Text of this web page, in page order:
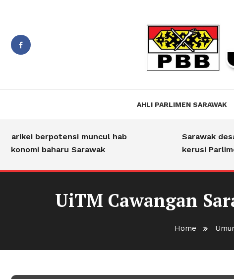
Jiwa
AHLI PARLIMEN SARAWAK
berpotensi muncul hab
baharu Sarawak
Sarawak
kerusi Parlimen
UiTM Cawangan
Home
UiTM Cawangan Sarawak